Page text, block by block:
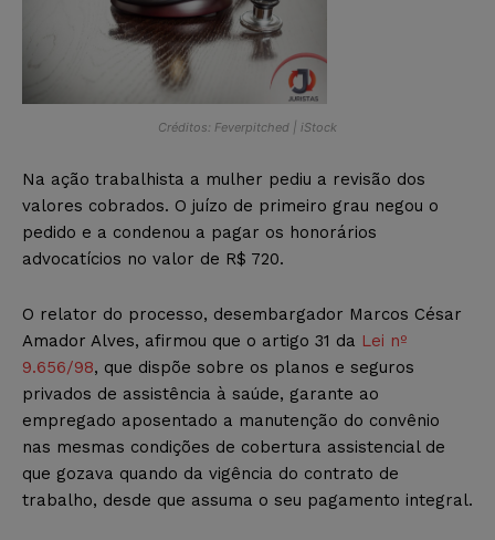
Créditos: Feverpitched | iStock
Na ação trabalhista a mulher pediu a revisão dos
valores cobrados. O juízo de primeiro grau negou o
pedido e a condenou a pagar os honorários
advocatícios no valor de R$ 720.
O relator do processo, desembargador Marcos César
Amador Alves, afirmou que o artigo 31 da Lei nº
9.656/98, que dispõe sobre os planos e seguros
privados de assistência à saúde, garante ao
empregado aposentado a manutenção do convênio
nas mesmas condições de cobertura assistencial de
que gozava quando da vigência do contrato de
trabalho, desde que assuma o seu pagamento integral.